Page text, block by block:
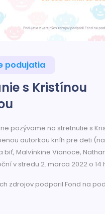
podujatia
s Kristínou
pozývame na stretnutie s
autorkou kníh pre deti
Malvínkine Vianoce,
v stredu 2. marca 2022 o 14
zdrojov podporil Fond na